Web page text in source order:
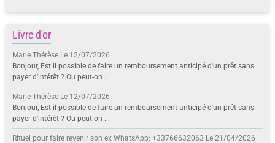
Livre d'or
Marie Thérèse Le 12/07/2026
Bonjour, Est il possible de faire un remboursement anticipé d'un prêt sans
payer d'intérêt ? Ou peut-on ...
Marie Thérèse Le 12/07/2026
Bonjour, Est il possible de faire un remboursement anticipé d'un prêt sans
payer d'intérêt ? Ou peut-on ...
Rituel pour faire revenir son ex WhatsApp: +33766632063 Le 21/04/2026